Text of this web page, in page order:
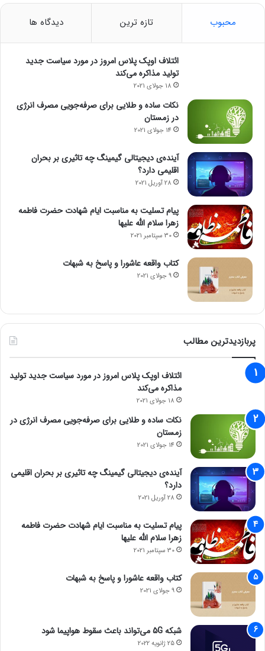
محبوب تازه ترین دیدگاه ها
ائتلاف اوپک پلاس امروز در مورد سیاست جدید
تولید مذاکره می‌کند
18 جولای 2021
نکات ساده و طلایی برای صرفه‌جویی مصرف انرژی
در زمستان
14 جولای 2021
آینده‌ی دیجیتالی گیمینگ چه تاثیری بر بحران
اقلیمی دارد؟
28 آوریل 2021
پیام تسلیت به مناسبت ایام شهادت حضرت فاطمه
زهرا سلام الله علیها
30 سپتامبر 2021
کتاب واقعه عاشورا و پاسخ به شبهات
9 جولای 2021
پربازدیدترین مطالب
ائتلاف اوپک پلاس امروز در مورد سیاست جدید تولید
مذاکره می‌کند
18 جولای 2021
نکات ساده و طلایی برای صرفه‌جویی مصرف انرژی در
زمستان
14 جولای 2021
آینده‌ی دیجیتالی گیمینگ چه تاثیری بر بحران اقلیمی
دارد؟
28 آوریل 2021
پیام تسلیت به مناسبت ایام شهادت حضرت فاطمه
زهرا سلام الله علیها
30 سپتامبر 2021
کتاب واقعه عاشورا و پاسخ به شبهات
9 جولای 2021
شبکه 5G می‌تواند باعث سقوط هواپیما شود
25 ژانویه 2022